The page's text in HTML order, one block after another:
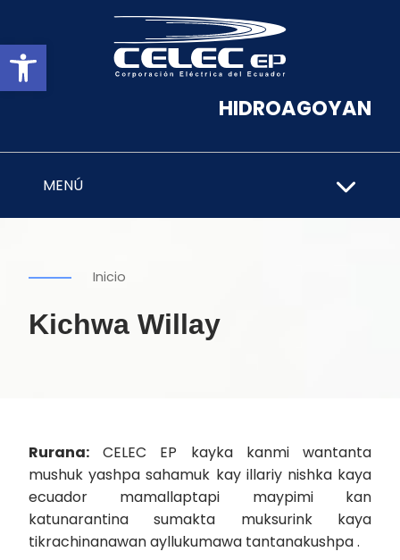
Abrir barra de herramientas
HIDROAGOYAN
MENÚ
Inicio
Kichwa Willay
Rurana: CELEC EP kayka kanmi wantanta
mushuk yashpa sahamuk kay illariy nishka kaya
ecuador mamallaptapi maypimi kan
katunarantina sumakta muksurink kaya
tikrachinanawan ayllukumawa tantanakushpa .